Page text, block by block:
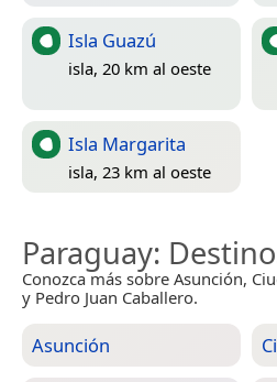
Isla Guazú
isla, 20 km al oeste
Isla Margarita
isla, 23 km al oeste
Paraguay:
Conozca más sobre Asunción,
y Pedro Juan Caballero.
Asunción